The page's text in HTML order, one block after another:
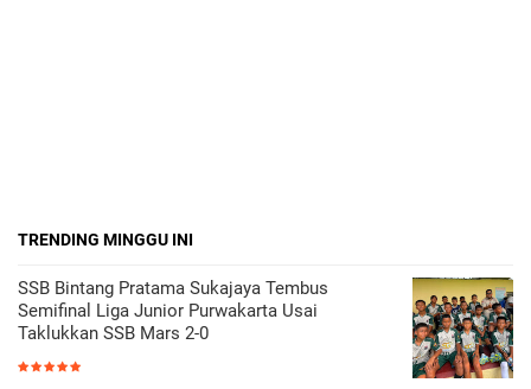
TRENDING MINGGU INI
SSB Bintang Pratama Sukajaya Tembus
Semifinal Liga Junior Purwakarta Usai
Taklukkan SSB Mars 2-0